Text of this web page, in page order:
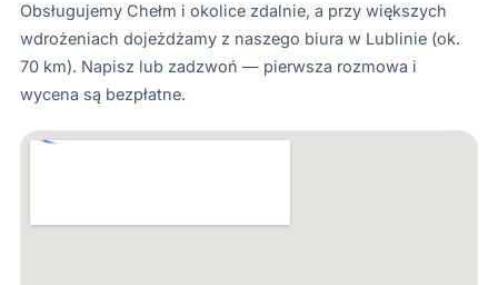
Obsługujemy Chełm i okolice zdalnie, a przy większych
wdrożeniach dojeżdżamy z naszego biura w Lublinie (ok.
70 km). Napisz lub zadzwoń — pierwsza rozmowa i
wycena są bezpłatne.